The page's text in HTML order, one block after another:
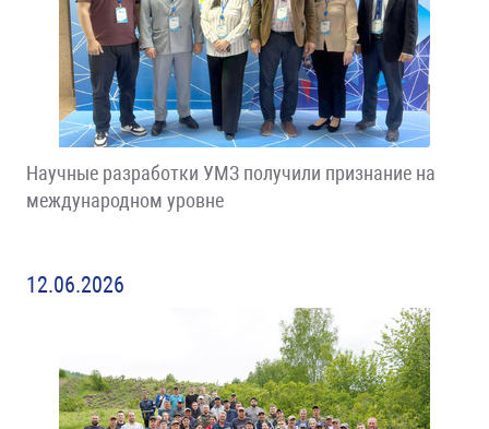
Научные разработки УМЗ получили признание на
международном уровне
12.06.2026